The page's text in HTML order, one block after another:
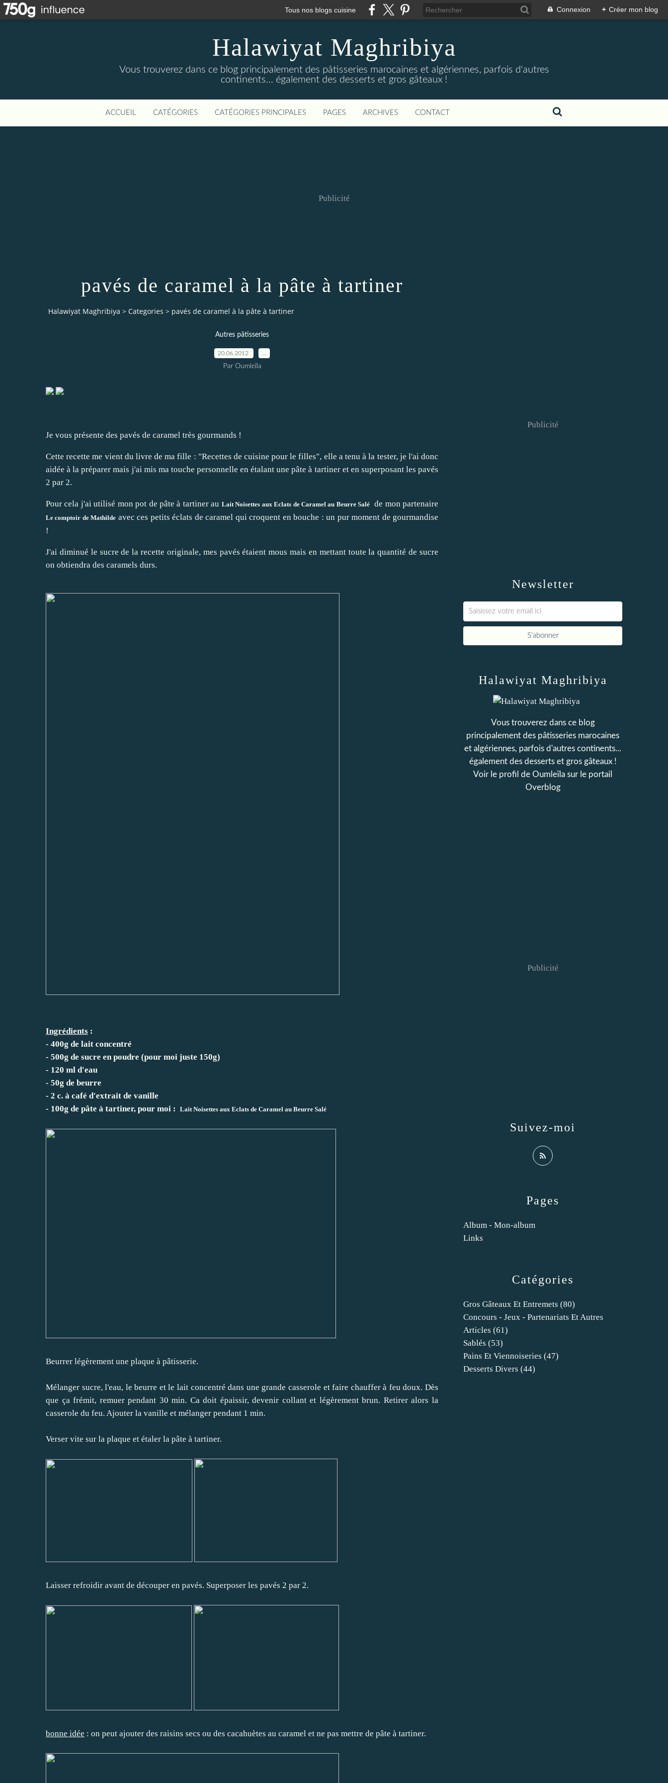
Tous nos blogs cuisine Connexion + Créer mon blog
Halawiyat Maghribiya
Vous trouverez dans ce blog principalement des pâtisseries marocaines et algériennes, parfois d'autres
continents... également des desserts et gros gâteaux !
ACCUEIL CATÉGORIES CATÉGORIES PRINCIPALES PAGES ARCHIVES CONTACT
Publicité
pavés de caramel à la pâte à tartiner
Halawiyat Maghribiya > Categories > pavés de caramel à la pâte à tartiner
Autres pâtisseries
20.06.2012
Par Oumleïla
Je vous présente des pavés de caramel très gourmands !
Cette recette me vient du livre de ma fille : "Recettes de cuisine pour le filles", elle a tenu à la tester, je l'ai donc
aidée à la préparer mais j'ai mis ma touche personnelle en étalant une pâte à tartiner et en superposant les pavés
2 par 2.
Pour cela j'ai utilisé mon pot de pâte à tartiner au Lait Noisettes aux Eclats de Caramel au Beurre Salé de mon partenaire
Le comptoir de Mathilde avec ces petits éclats de caramel qui croquent en bouche : un pur moment de gourmandise
!
J'ai diminué le sucre de la recette originale, mes pavés étaient mous mais en mettant toute la quantité de sucre
on obtiendra des caramels durs.
Ingrédients :
- 400g de lait concentré
- 500g de sucre en poudre (pour moi juste 150g)
- 120 ml d'eau
- 50g de beurre
- 2 c. à café d'extrait de vanille
- 100g de pâte à tartiner, pour moi :
Lait Noisettes aux Eclats de Caramel au Beurre Salé
Beurrer légèrement une plaque à pâtisserie.
Mélanger sucre, l'eau, le beurre et le lait concentré dans une grande casserole et faire chauffer à feu doux. Dès
que ça frémit, remuer pendant 30 min. Ca doit épaissir, devenir collant et légèrement brun. Retirer alors la
casserole du feu. Ajouter la vanille et mélanger pendant 1 min.
Verser vite sur la plaque et étaler la pâte à tartiner.
Laisser refroidir avant de découper en pavés. Superposer les pavés 2 par 2.
bonne idée : on peut ajouter des raisins secs ou des cacahuètes au caramel et ne pas mettre de pâte à tartiner.
Newsletter
Publicité
Catégories
Gros Gâteaux Et Entremets (80)
Concours - Jeux - Partenariats Et Autres
Articles (61)
Sablés (53)
Pains Et Viennoiseries (47)
Desserts Divers (44)
Pages
Album - Mon-album
Links
Halawiyat Maghribiya
Vous trouverez dans ce blog
principalement des pâtisseries marocaines
et algériennes, parfois d'autres continents...
également des desserts et gros gâteaux !
Voir le profil de Oumleïla sur le portail
Overblog
Suivez-moi
Publicité